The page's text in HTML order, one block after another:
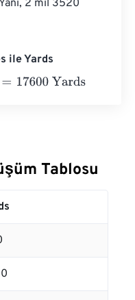
2 mil 3520
ile Yards
Yards
Tablosu